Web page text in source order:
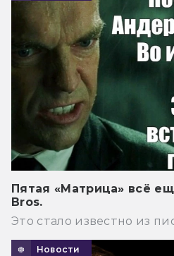
Пятая «Матрица» всё
Bros.
Это стало известно из
Новости